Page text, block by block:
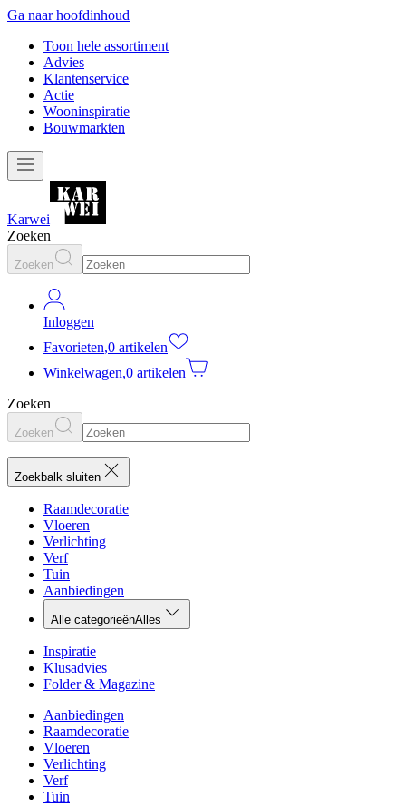
Ga naar hoofdinhoud
Toon hele assortiment
Advies
Klantenservice
Actie
Wooninspiratie
Bouwmarkten
Karwei
Zoeken
Zoeken
Inloggen
Favorieten,0 artikelen
Winkelwagen,0 artikelen
Zoeken
Zoeken
Zoekbalk sluiten
Raamdecoratie
Vloeren
Verlichting
Verf
Tuin
Aanbiedingen
Alle categorieënAlles
Inspiratie
Klusadvies
Folder & Magazine
Aanbiedingen
Raamdecoratie
Vloeren
Verlichting
Verf
Tuin